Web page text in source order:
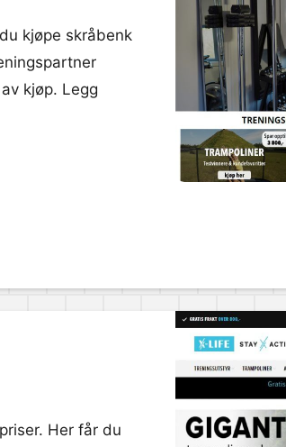
kjøpe skråbenk
kjøp. Legg
Her får du